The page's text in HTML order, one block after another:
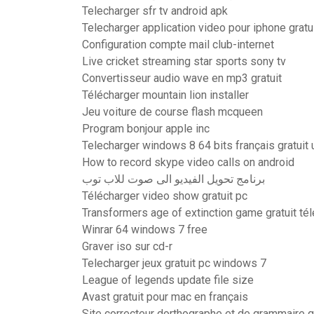
Telecharger sfr tv android apk
Telecharger application video pour iphone
Configuration compte mail club-internet
Live cricket streaming star sports sony tv
Convertisseur audio wave en mp3 gratuit
Télécharger mountain lion installer
Jeu voiture de course flash mcqueen
Program bonjour apple inc
Telecharger windows 8 64 bits français gratuit
How to record skype video calls on android
برنامج تحويل الفيديو الى صوت للاب توب
Télécharger video show gratuit pc
Transformers age of extinction game gratuit
Winrar 64 windows 7 free
Graver iso sur cd-r
Telecharger jeux gratuit pc windows 7
League of legends update file size
Avast gratuit pour mac en français